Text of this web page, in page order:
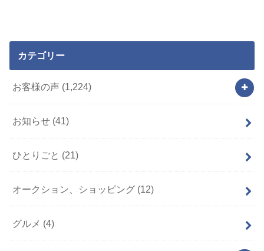
カテゴリー
お客様の声 (1,224)
お知らせ (41)
ひとりごと (21)
オークション、ショッピング (12)
グルメ (4)